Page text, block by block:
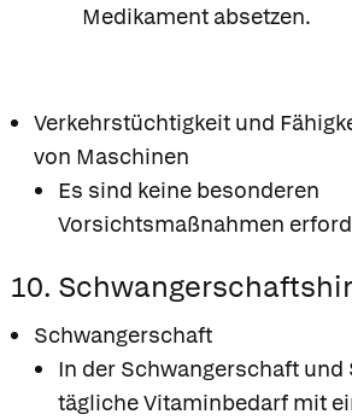
Medikament absetzen.
Verkehrstüchtigkeit und
von Maschinen
Es sind keine besonderen
Vorsichtsmaßnahmen
10.
Schwangerschaft
In der Schwangerschaft
tägliche Vitaminbedarf mit